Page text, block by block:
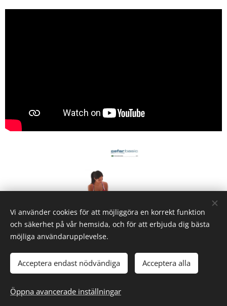
MANUAL
Cookies
Svenska
Vi använder cookies för att möjliggöra en korrekt funktion
och säkerhet på vår hemsida, och för att erbjuda dig bästa
möjliga användarupplevelse.
Acceptera endast nödvändiga Acceptera alla
Öppna avancerade inställningar